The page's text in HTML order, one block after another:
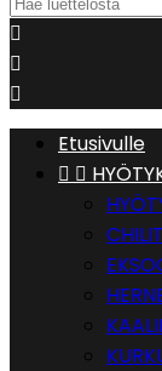



Etusivulle
 